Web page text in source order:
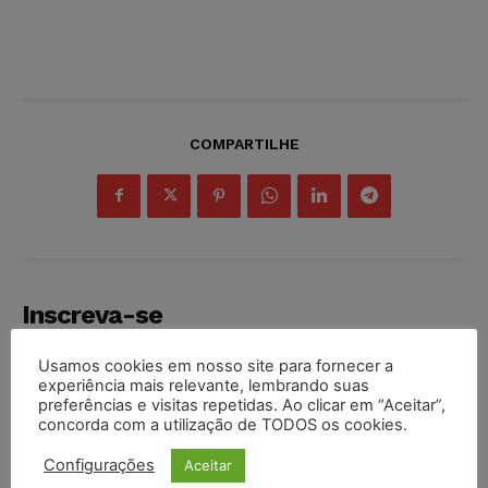
COMPARTILHE
Inscreva-se
INSCREVER
Usamos cookies em nosso site para fornecer a
experiência mais relevante, lembrando suas
preferências e visitas repetidas. Ao clicar em “Aceitar”,
concorda com a utilização de TODOS os cookies.
Configurações Aceitar